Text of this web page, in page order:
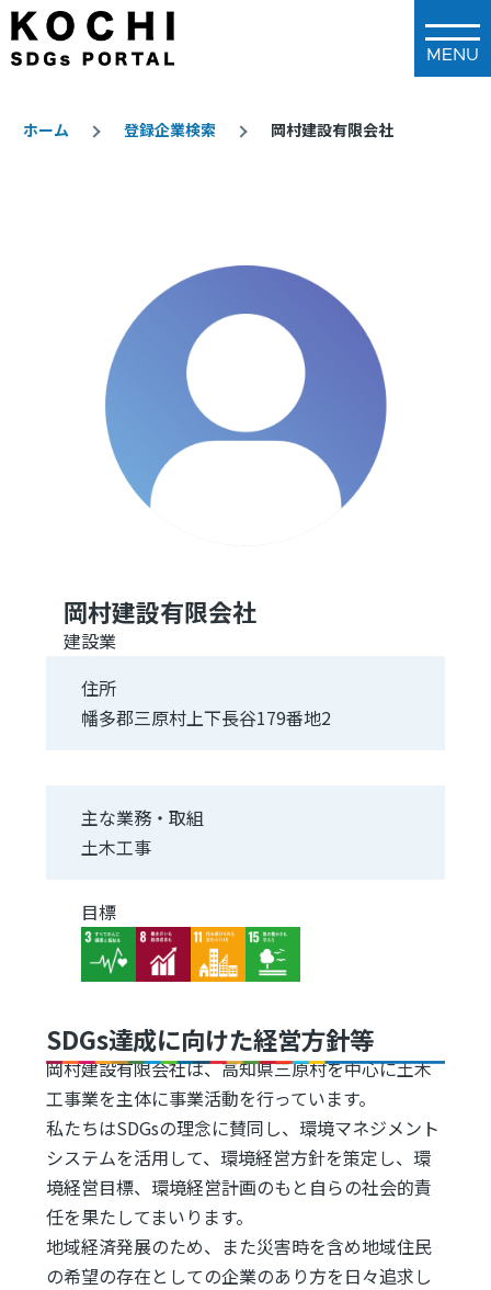
メインコンテンツに移動
ホーム 登録企業検索 岡村建設有限会社
岡村建設有限会社
建設業
住所
幡多郡三原村上下長谷179番地2
主な業務・取組
土木工事
目標
Image
Image Image Image
SDGs達成に向けた経営方針等
岡村建設有限会社は、高知県三原村を中心に土木
工事業を主体に事業活動を行っています。
私たちはSDGsの理念に賛同し、環境マネジメント
システムを活用して、環境経営方針を策定し、環
境経営目標、環境経営計画のもと自らの社会的責
任を果たしてまいります。
地域経済発展のため、また災害時を含め地域住民
の希望の存在としての企業のあり方を日々追求し